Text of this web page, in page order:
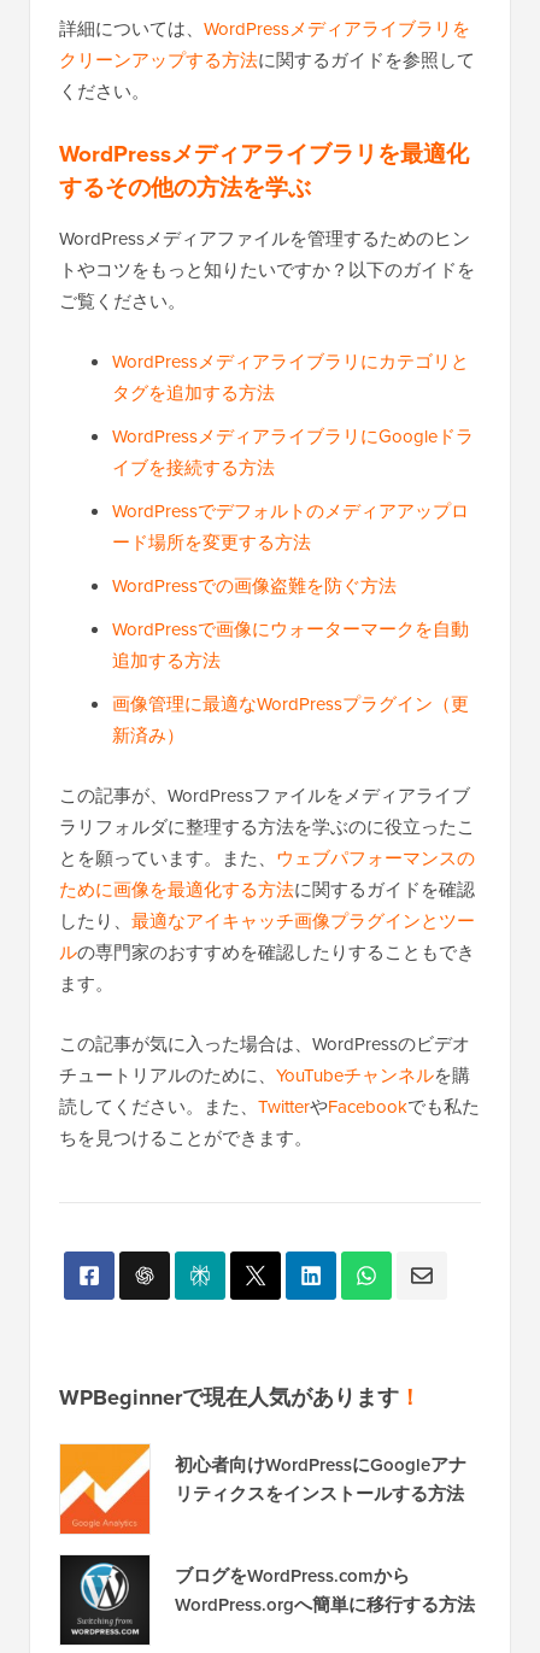
詳細については、 WordPressメディアライブラリを
クリーンアップする方法に関するガイドを参照して
ください。
WordPressメディアライブラリを最適化
するその他の方法を学ぶ
WordPressメディアファイルを管理するためのヒン
トやコツをもっと知りたいですか？以下のガイドを
ご覧ください。
WordPressメディアライブラリにカテゴリと
タグを追加する方法
WordPressメディアライブラリにGoogleドラ
イブを接続する方法
WordPressでデフォルトのメディアアップロ
ード場所を変更する方法
WordPressでの画像盗難を防ぐ方法
WordPressで画像にウォーターマークを自動
追加する方法
画像管理に最適なWordPressプラグイン（更
新済み）
この記事が、WordPressファイルをメディアライブ
ラリフォルダに整理する方法を学ぶのに役立ったこ
とを願っています。また、 ウェブパフォーマンスの
ために画像を最適化する方法に関するガイドを確認
したり、 最適なアイキャッチ画像プラグインとツー
ルの専門家のおすすめを確認したりすることもでき
ます。
この記事が気に入った場合は、WordPressのビデオ
チュートリアルのために、 YouTubeチャンネルを購
読してください。また、 TwitterやFacebookでも私た
ちを見つけることができます。
WPBeginnerで現在人気があります ！
初心者向けWordPressにGoogleアナ
リティクスをインストールする方法
ブログをWordPress.comから
WordPress.orgへ簡単に移行する方法